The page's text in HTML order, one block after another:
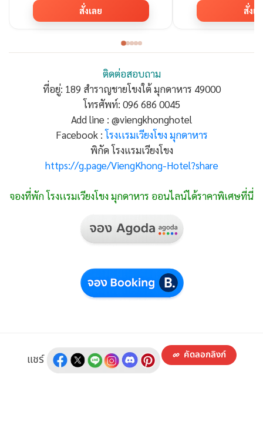
สั่งเลย สั่งเ
ติดต่อสอบถาม
ที่อยู่: 189 สำราญชายโขงใต้ มุกดาหาร 49000
โทรศัพท์: 096 686 0045
Add line : @viengkhonghotel
Facebook :โรงเเรมเวียงโขง มุกดาหาร
พิกัด โรงแรมเวียงโขง
https://g.page/ViengKhong-Hotel?share
จองที่พัก โรงเเรมเวียงโขง มุกดาหาร ออนไลน์ได้ราคาพิเศษที่นี่
แชร์ คัดลอกลิงก์